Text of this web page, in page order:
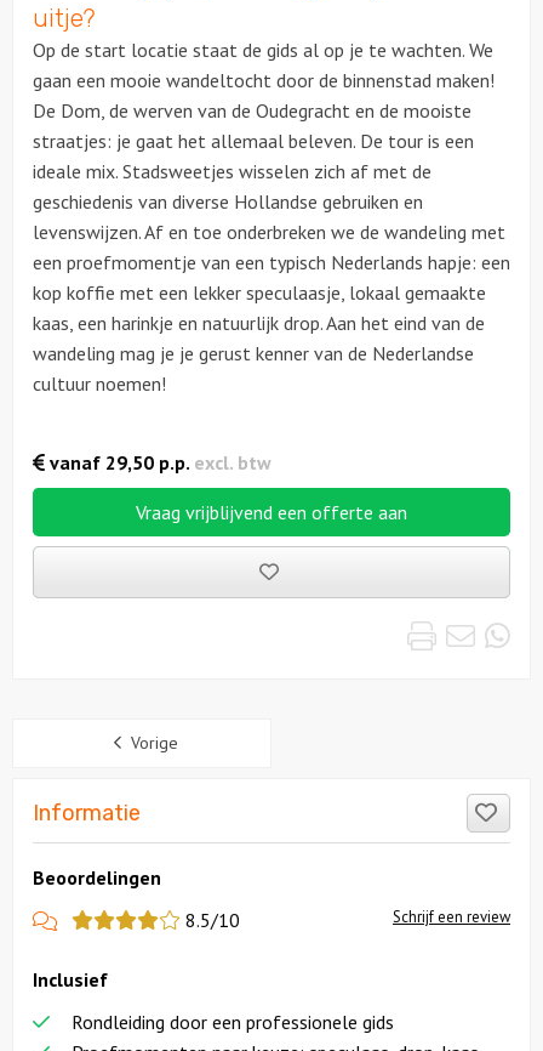
uitje?
Op de start locatie staat de gids al op je te wachten. We
gaan een mooie wandeltocht door de binnenstad maken!
De Dom, de werven van de Oudegracht en de mooiste
straatjes: je gaat het allemaal beleven. De tour is een
ideale mix. Stadsweetjes wisselen zich af met de
geschiedenis van diverse Hollandse gebruiken en
levenswijzen. Af en toe onderbreken we de wandeling met
een proefmomentje van een typisch Nederlands hapje: een
kop koffie met een lekker speculaasje, lokaal gemaakte
kaas, een harinkje en natuurlijk drop. Aan het eind van de
wandeling mag je je gerust kenner van de Nederlandse
cultuur noemen!
Vraag vrijblijvend een offerte aan
uitjes
vanaf 29,50 p.p. excl. btw
Print
Vorige
Informatie
Beoordelingen
View
reviews
8.5/10 Schrijf een review
Inclusief
Rondleiding door een professionele gids